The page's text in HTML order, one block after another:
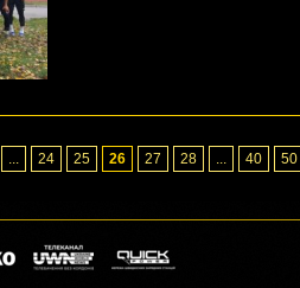
... 24 25 26 27 28 ... 40
50